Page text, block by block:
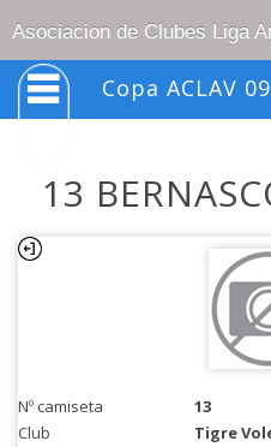
Asociacion de Clubes Liga
Copa ACLAV
13
Nº camiseta
13
Club
Tigre